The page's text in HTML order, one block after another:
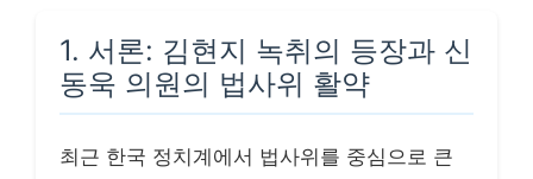
1. 서론: 김현지 녹취의 등장과 신
동욱 의원의 법사위 활약
최근 한국 정치계에서 법사위를 중심으로 큰